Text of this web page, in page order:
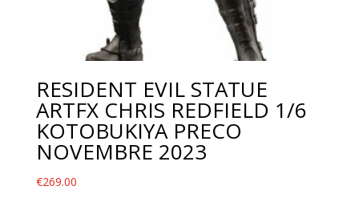
RESIDENT EVIL STATUE
ARTFX CHRIS REDFIELD 1/6
KOTOBUKIYA PRECO
NOVEMBRE 2023
€269.00